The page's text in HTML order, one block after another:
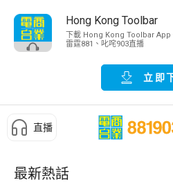
Hong Kong Toolbar
下載 Hong Kong Toolbar App
雷霆881、叱咤903直播
立即
直播
最新熱話